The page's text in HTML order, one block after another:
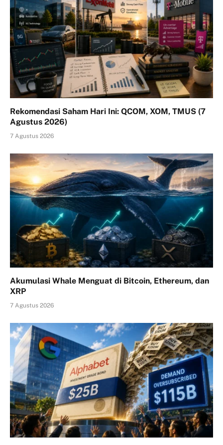
Rekomendasi Saham Hari Ini: QCOM, XOM, TMUS (7
Agustus 2026)
7 Agustus 2026
Akumulasi Whale Menguat di Bitcoin, Ethereum, dan
XRP
7 Agustus 2026